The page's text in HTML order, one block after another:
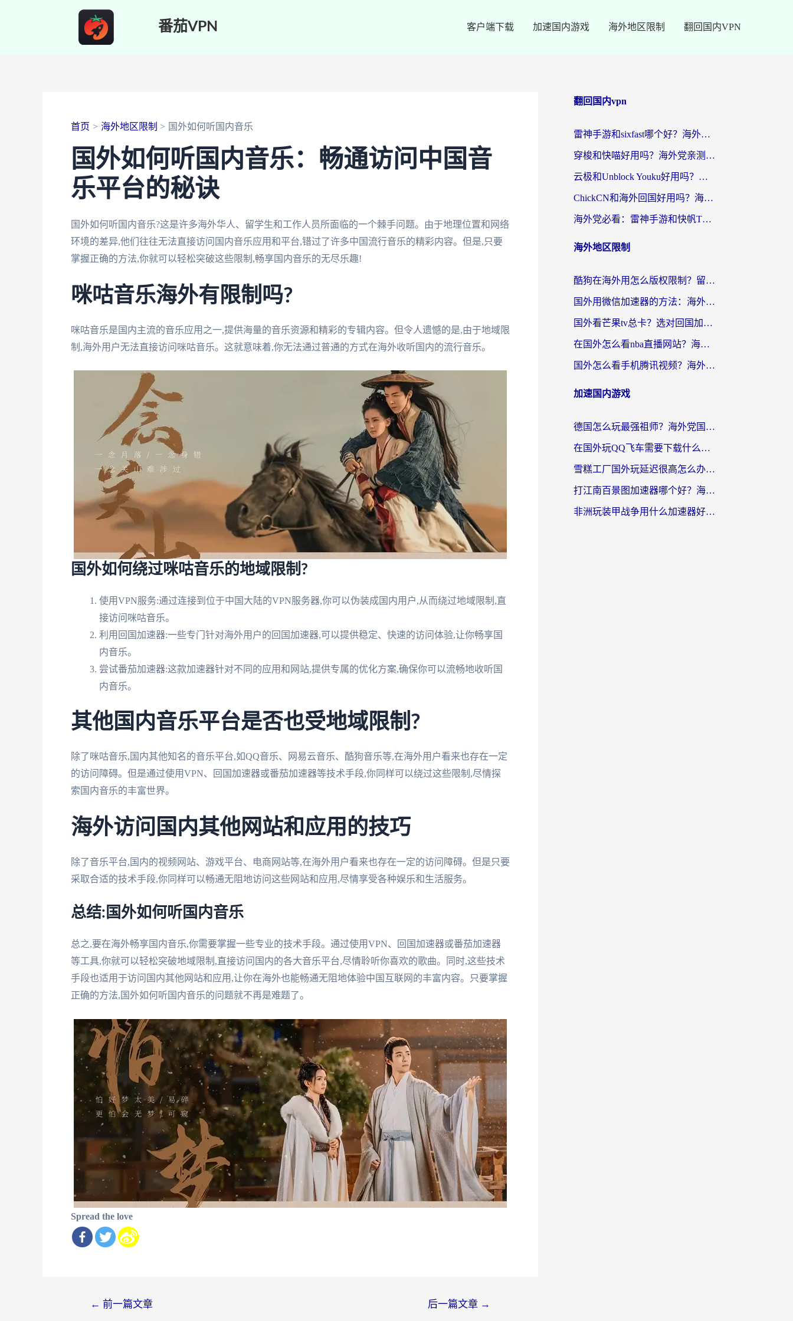
番茄VPN 客户端下载 加速国内游戏 海外地区限制 翻回国内VPN
首页 海外地区限制 国外如何听国内音乐
国外如何听国内音乐：畅通访问中国音
乐平台的秘诀
国外如何听国内音乐?这是许多海外华人、留学生和工作人员所面临的一个棘手问题。由于地理位置和网络
环境的差异,他们往往无法直接访问国内音乐应用和平台,错过了许多中国流行音乐的精彩内容。但是,只要
掌握正确的方法,你就可以轻松突破这些限制,畅享国内音乐的无尽乐趣!
咪咕音乐海外有限制吗?
咪咕音乐是国内主流的音乐应用之一,提供海量的音乐资源和精彩的专辑内容。但令人遗憾的是,由于地域限
制,海外用户无法直接访问咪咕音乐。这就意味着,你无法通过普通的方式在海外收听国内的流行音乐。
国外如何绕过咪咕音乐的地域限制?
使用VPN服务:通过连接到位于中国大陆的VPN服务器,你可以伪装成国内用户,从而绕过地域限制,直
接访问咪咕音乐。
利用回国加速器:一些专门针对海外用户的回国加速器,可以提供稳定、快速的访问体验,让你畅享国
内音乐。
尝试番茄加速器:这款加速器针对不同的应用和网站,提供专属的优化方案,确保你可以流畅地收听国
内音乐。
其他国内音乐平台是否也受地域限制?
除了咪咕音乐,国内其他知名的音乐平台,如QQ音乐、网易云音乐、酷狗音乐等,在海外用户看来也存在一定
的访问障碍。但是通过使用VPN、回国加速器或番茄加速器等技术手段,你同样可以绕过这些限制,尽情探
索国内音乐的丰富世界。
海外访问国内其他网站和应用的技巧
除了音乐平台,国内的视频网站、游戏平台、电商网站等,在海外用户看来也存在一定的访问障碍。但是只要
采取合适的技术手段,你同样可以畅通无阻地访问这些网站和应用,尽情享受各种娱乐和生活服务。
总结:国外如何听国内音乐
总之,要在海外畅享国内音乐,你需要掌握一些专业的技术手段。通过使用VPN、回国加速器或番茄加速器
等工具,你就可以轻松突破地域限制,直接访问国内的各大音乐平台,尽情聆听你喜欢的歌曲。同时,这些技术
手段也适用于访问国内其他网站和应用,让你在海外也能畅通无阻地体验中国互联网的丰富内容。只要掌握
正确的方法,国外如何听国内音乐的问题就不再是难题了。
Spread the love
← 前一篇文章 后一篇文章 →
翻回国内vpn
雷神手游和sixfast哪个好？海外党亲测3款回国加速器，教你选对不踩坑
穿梭和快喵好用吗？海外党亲测：小众加速器对比+番茄加速器深度体验
云极和Unblock Youku好用吗？海外党亲测+2026回国加速器避坑指南
ChickCN和海外回国好用吗？海外党2026亲测：从手游到影音，选对加速器的3个关键
海外党必看：雷神手游和快帆TV版好用吗？3步选对回国加速器不踩坑
海外地区限制
酷狗在海外用怎么版权限制？留学生亲测：3步解决听国内音乐难题
国外用微信加速器的方法：海外党无缝连接国内生活的实用指南
国外看芒果tv总卡？选对回国加速器，轻松追《浪姐》不费劲
在国外怎么看nba直播网站？海外党专属体育观赛指南，告别地区限制！
国外怎么看手机腾讯视频？海外党亲测有效的追剧加速器选择指南
加速国内游戏
德国怎么玩最强祖师？海外党国服游戏加速器选择全攻略（附宝可梦Online实测）
在国外玩QQ飞车需要下载什么加速器呢？海外党亲测有效的国服游戏加速指南
雪糕工厂国外玩延迟很高怎么办？海外玩家国服游戏加速终极攻略（附实测推荐）
打江南百景图加速器哪个好？海外党踩坑N次后，终于找到不卡的秘诀
非洲玩装甲战争用什么加速器好？海外党亲测有效的国服游戏加速方案